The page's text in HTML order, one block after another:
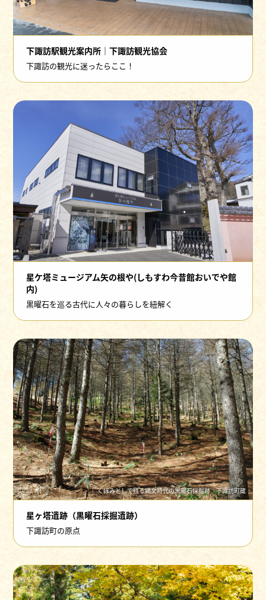
下諏訪駅観光案内所｜下諏訪観光協会
下諏訪の観光に迷ったらここ！
星ケ塔ミュージアム矢の根や(しもすわ今昔館おいでや館
内)
黒曜石を巡る古代に人々の暮らしを紐解く
くぼみとして残る縄文時代の黒曜石採掘跡 下諏訪町蔵
星ヶ塔遺跡（黒曜石採掘遺跡）
下諏訪町の原点